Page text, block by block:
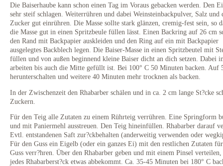
Die Baiserhaube kann schon einen Tag im Voraus gebacken werden. Den
sehr steif schlagen. Weiterrühren und dabei Weinsteinbackpulver, Salz und
Zucker gut einrühren. Die Masse sollte stark glänzen, cremig-fest sein, so
die Masse gut in einen Spritzbeule füllen lässt. Einen Backring auf 26 cm
den Rand mit Backpapier auskleiden und den Ring auf ein mit Backpapier
ausgelegtes Backblech legen. Die Baiser-Masse in einen Spritzbeutel mit
füllen und von außen beginnend kleine Baiser dicht an dich setzen. Dabei
arbeiten bis auch die Mitte gefüllt ist. Bei 100° C 50 Minuten backen. Auf
herunterschalten und weitere 40 Minuten mehr trocknen als backen.
In der Zwischenzeit den Rhabarber schälen und in ca. 2 cm lange St?cke
Zuckern.
Für den Teig alle Zutaten zu einem Rührteig verrühren. Eine Springform
und mit Paniermehl ausstreuen. Den Teig hineinfüllen. Rhabarber darauf
Evtl. entstandenen Saft zur?ckbehalten (anderweitig verwenden oder
Für den Guss ein Eigelb (oder ein ganzes Ei) mit den restlichen Zutaten
Guss verr?hren. Über den Rhabarber geben und mit einem Pinsel verteilen,
jedes Rhabarberst?ck etwas abbekommt. Ca. 35-45 Minuten bei 180° C